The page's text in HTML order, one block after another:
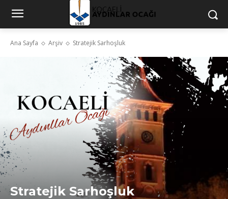
Ana Sayfa Arşiv Stratejik Sarhoşluk
Stratejik Sarhoşluk